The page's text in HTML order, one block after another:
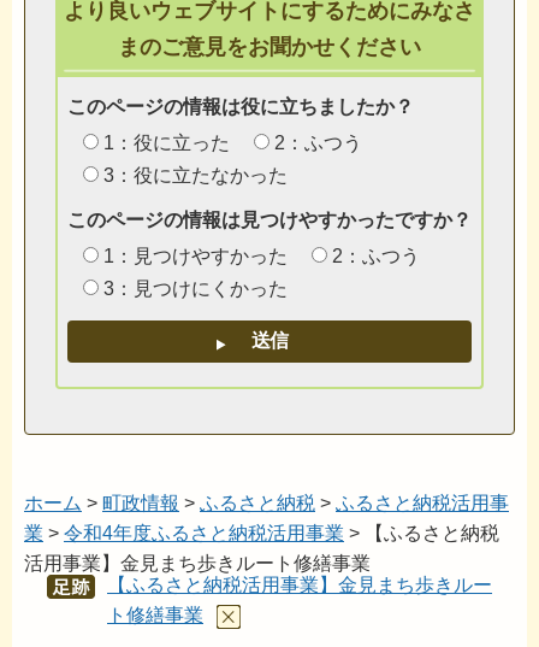
より良いウェブサイトにするためにみなさ
まのご意見をお聞かせください
このページの情報は役に立ちましたか？
1：役に立った
2：ふつう
3：役に立たなかった
このページの情報は見つけやすかったですか？
1：見つけやすかった
2：ふつう
3：見つけにくかった
ホーム > 町政情報 > ふるさと納税 > ふるさと納税活用事
業 > 令和4年度ふるさと納税活用事業 > 【ふるさと納税
活用事業】金見まち歩きルート修繕事業
あし
【ふるさと納税活用事業】金見まち歩きルー
ト修繕事業